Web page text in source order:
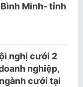
Minh- tỉnh
nghị cưới 2
nghiệp,
cưới tại